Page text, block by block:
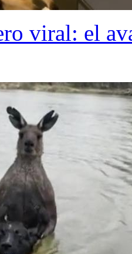
viral: el